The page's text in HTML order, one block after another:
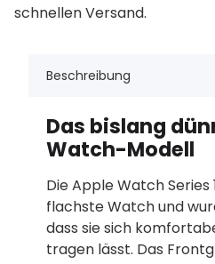
schnellen Versand.
Beschreibung
Das bislang
Watch-Modell
Die Apple Watch Series
flachste Watch und
dass sie sich
tragen lässt. Das